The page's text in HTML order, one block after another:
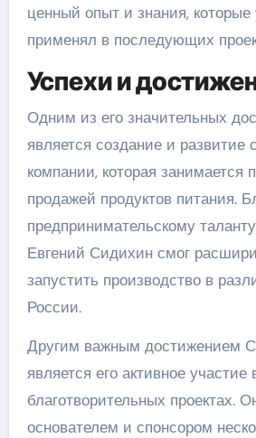
ценный опыт и знания,
применял в последующих
Успехи и
Одним из его значительных
является создание и развитие
компании, которая занимается
продажей продуктов питания.
предпринимательскому
Евгений Сидихин смог
запустить производство в
России.
Другим важным достижением
является его активное
благотворительных проектах.
основателем и спонсором